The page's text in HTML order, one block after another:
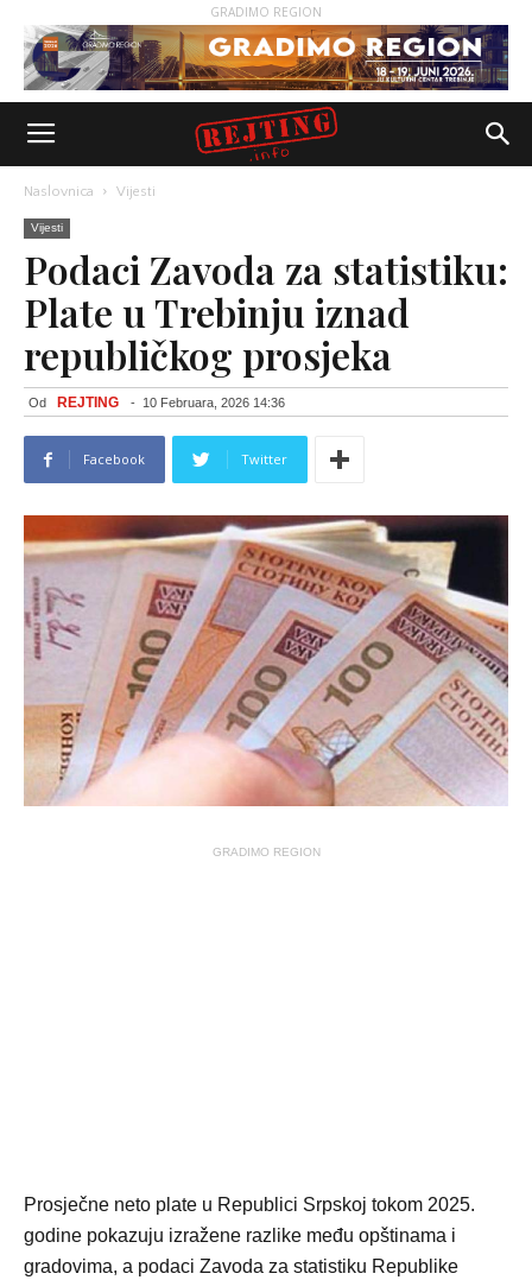
GRADIMO REGION
Naslovnica Vijesti
Vijesti
Podaci Zavoda za statistiku:
Plate u Trebinju iznad
republičkog prosjeka
Od REJTING - 10 Februara, 2026 14:36
Facebook Twitter
GRADIMO REGION
Prosječne neto plate u Republici Srpskoj tokom 2025.
godine pokazuju izražene razlike među opštinama i
gradovima, a podaci Zavoda za statistiku Republike